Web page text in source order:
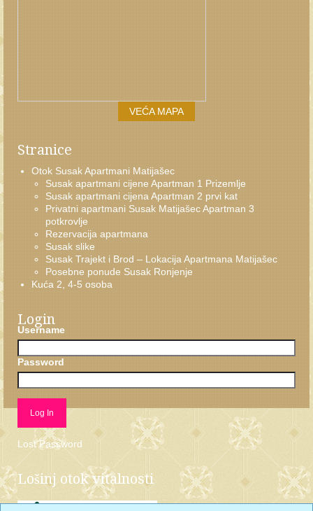
VEĆA MAPA
Stranice
Otok Susak Apartmani Matijašec
Susak apartmani cijene Apartman 1 Prizemlje
Susak apartmani cijena Apartman 2 prvi kat
Privatni apartmani Susak Matijašec Apartman 3
potkrovlje
Rezervacija apartmana
Susak slike
Susak Trajekt i Brod – Lokacija Apartmana Matijašec
Posebne ponude Susak Ronjenje
Kuća 2, 4-5 osoba
Login
Username
Password
Lost Password
Lošinj otok vitalnosti